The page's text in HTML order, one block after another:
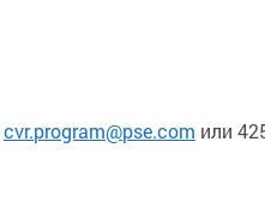
cvr.program@pse.com или